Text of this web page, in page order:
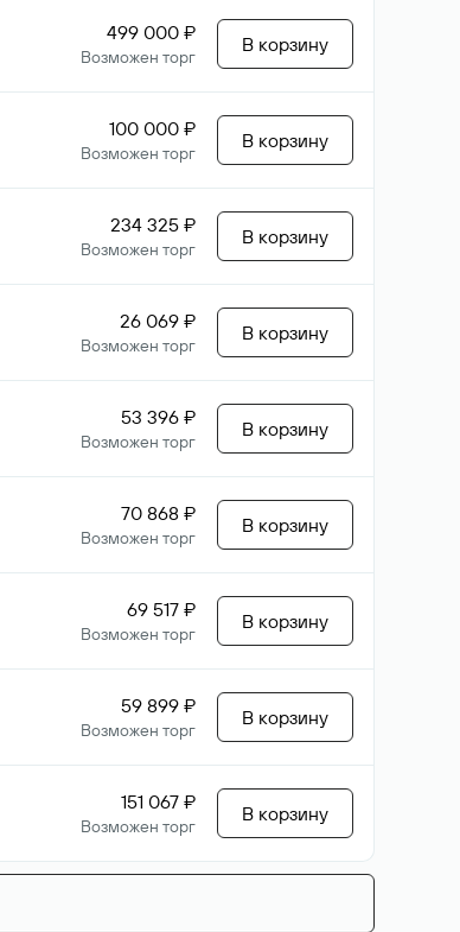
499 000 ₽
Возможен торг
В корзину
100 000 ₽
Возможен торг
В корзину
234 325 ₽
Возможен торг
В корзину
26 069 ₽
Возможен торг
В корзину
53 396 ₽
Возможен торг
В корзину
70 868 ₽
Возможен торг
В корзину
69 517 ₽
Возможен торг
В корзину
59 899 ₽
Возможен торг
В корзину
151 067 ₽
Возможен торг
В корзину